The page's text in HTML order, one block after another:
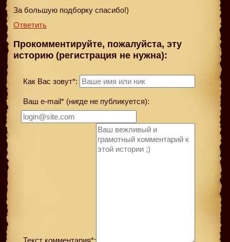
За большую подборку спасибо!)
Ответить
Прокомментируйте, пожалуйста, эту
историю (регистрация не нужна):
Как Вас зовут*:
Ваш e-mail* (нигде не публикуется):
Текст комментария*: